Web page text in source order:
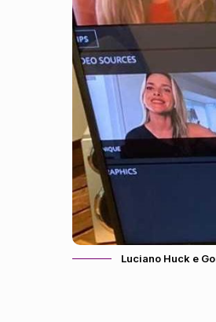
Luciano Huck e